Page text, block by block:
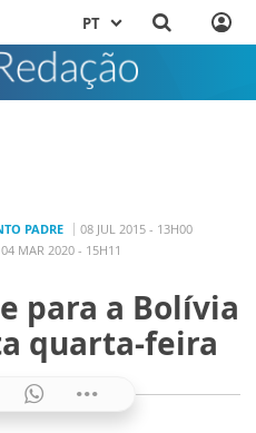
PT
PADRE
08 JUL 2015 - 13H00
MAR 2020 - 15H11
para a Bolívia
quarta-feira